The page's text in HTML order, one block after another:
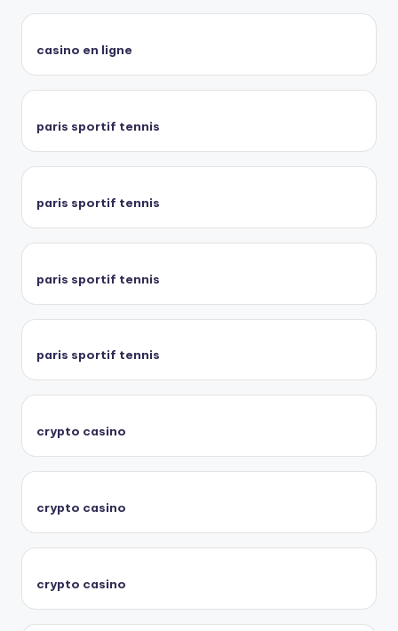
casino en ligne
paris sportif tennis
paris sportif tennis
paris sportif tennis
paris sportif tennis
crypto casino
crypto casino
crypto casino